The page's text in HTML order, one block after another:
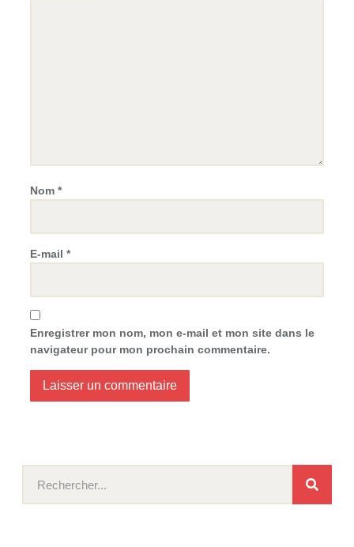
Nom *
E-mail *
Enregistrer mon nom, mon e-mail et mon site dans le
navigateur pour mon prochain commentaire.